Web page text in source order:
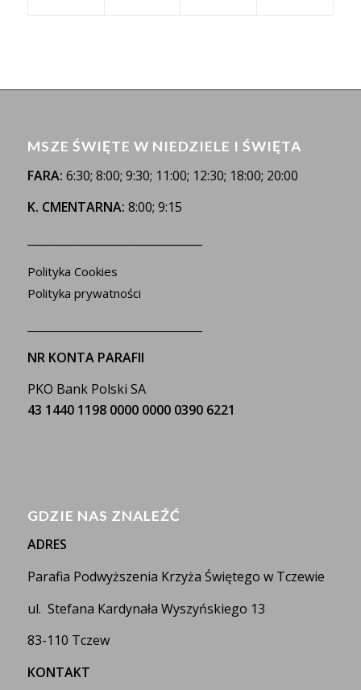
MSZE ŚWIĘTE W NIEDZIELE I ŚWIĘTA
FARA: 6:30; 8:00; 9:30; 11:00; 12:30; 18:00; 20:00
K. CMENTARNA: 8:00; 9:15
Polityka Cookies
Polityka prywatności
NR KONTA PARAFII
PKO Bank Polski SA
43 1440 1198 0000 0000 0390 6221
GDZIE NAS ZNALEŹĆ
ADRES
Parafia Podwyższenia Krzyża Świętego w Tczewie
ul. Stefana Kardynała Wyszyńskiego 13
83-110 Tczew
KONTAKT